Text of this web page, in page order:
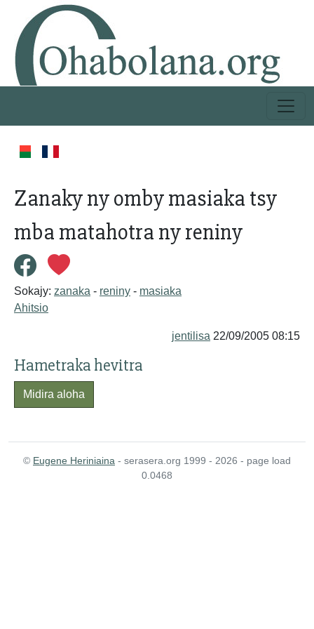
Zanaky ny omby masiaka tsy
mba matahotra ny reniny
Sokajy: zanaka - reniny - masiaka
Ahitsio
jentilisa 22/09/2005 08:15
Hametraka hevitra
Midira aloha
© Eugene Heriniaina - serasera.org 1999 - 2026 - page load
0.0468